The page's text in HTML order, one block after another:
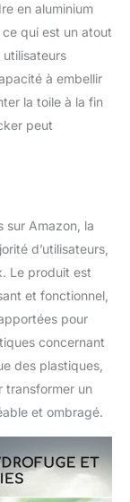
en aluminium
qui est un atout
utilisateurs
à embellir
la toile à la fin
peut
sur Amazon, la
d’utilisateurs,
Le produit est
et fonctionnel,
pour
concernant
des plastiques,
transformer un
et ombragé.